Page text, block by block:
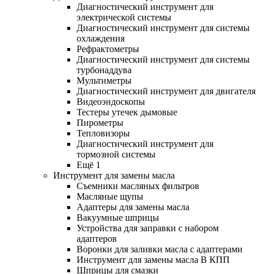
Диагностический инструмент для
электрической системы
Диагностический инструмент для системы
охлаждения
Рефрактометры
Диагностический инструмент для системы
турбонаддува
Мультиметры
Диагностический инструмент для двигателя
Видеоэндоскопы
Тестеры утечек дымовые
Пирометры
Тепловизоры
Диагностический инструмент для
тормозной системы
Ещё 1
Инструмент для замены масла
Съемники масляных фильтров
Масляные щупы
Адаптеры для замены масла
Вакуумные шприцы
Устройства для заправки с набором
адаптеров
Воронки для заливки масла с адаптерами
Инструмент для замены масла В КПП
Шприцы для смазки